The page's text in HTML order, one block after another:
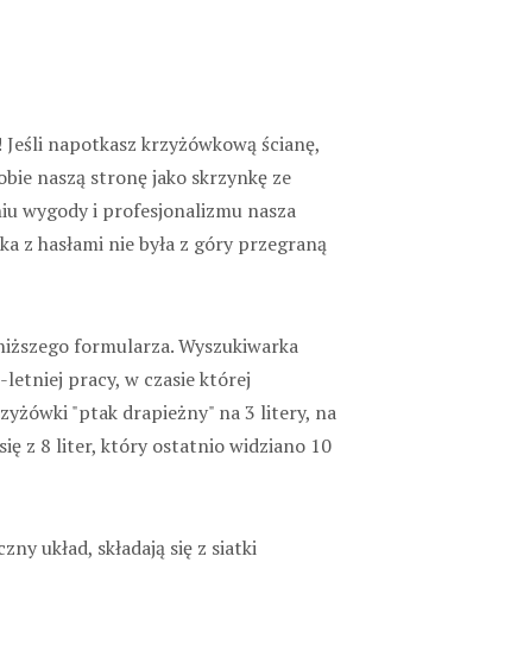
napotkasz krzyżówkową ścianę,
naszą stronę jako skrzynkę ze
wygody i profesjonalizmu nasza
z hasłami nie była z góry przegraną
formularza. Wyszukiwarka
letniej pracy, w czasie której
"ptak drapieżny" na 3 litery, na
z 8 liter, który ostatnio widziano 10
układ, składają się z siatki